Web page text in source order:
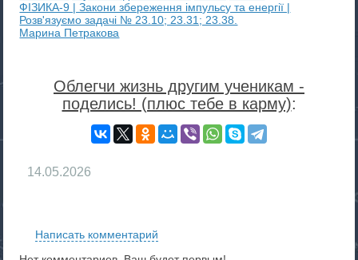
ФІЗИКА-9 | Закони збереження імпульсу та енергії |
Розв'язуємо задачі № 23.10; 23.31; 23.38.
Марина Петракова
Облегчи жизнь другим ученикам -
поделись! (плюс тебе в карму):
14.05.2026
Написать комментарий